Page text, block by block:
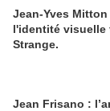
Jean-Yves
l'identité visuelle
Strange.
Jean Frisano :